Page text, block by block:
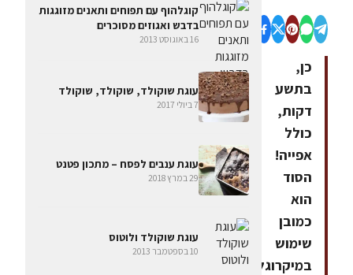
כן,
בתשע
דקות,
כולל
אפייה!
הסוד
הוא
כמובן
שימוש
במיקרוגל.
קוגלהוף עם תפוחים ותאנים מזוגגות
בדבש ואגוזים מסוכרים
16 באוגוסט 2013
עוגת שוקולד, שוקולד, שוקולד
7 ביולי 2017
עוגת ענבים לפסח – מתכון פטנט
29 במרץ 2018
עוגת שוקולד ולוטוס
10 בספטמבר 2013